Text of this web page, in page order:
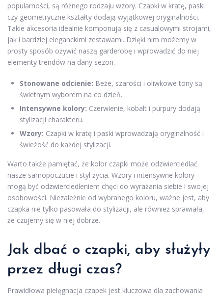
popularności, są różnego rodzaju wzory. Czapki w kratę, paski
czy geometryczne kształty dodają wyjątkowej oryginalności.
Takie akcesoria idealnie komponują się z casualowymi strojami,
jak i bardziej eleganckimi zestawami. Dzięki nim możemy w
prosty sposób ożywić naszą garderobę i wprowadzić do niej
elementy trendów na dany sezon.
Stonowane odcienie: Beże, szarości i oliwkowe tony są
świetnym wyborem na co dzień.
Intensywne kolory: Czerwienie, kobalt i purpury dodają
stylizacji charakteru.
Wzory: Czapki w kratę i paski wprowadzają oryginalność i
świeżość do każdej stylizacji.
Warto także pamiętać, że kolor czapki może odzwierciedlać
nasze samopoczucie i styl życia. Wzory i intensywne kolory
mogą być odzwierciedleniem chęci do wyrażania siebie i swojej
osobowości. Niezależnie od wybranego koloru, ważne jest, aby
czapka nie tylko pasowała do stylizacji, ale również sprawiała,
że czujemy się w niej dobrze.
Jak dbać o czapki, aby służyły
przez długi czas?
Prawidłowa pielęgnacja czapek jest kluczowa dla zachowania